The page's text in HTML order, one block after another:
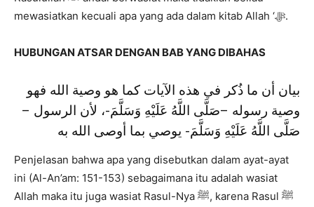
mewasiatkan kecuali apa yang ada dalam kitab Allah ‘ﷻ.
HUBUNGAN ATSAR DENGAN BAB YANG DIBAHAS
بيان أن ما ذُكر في هذه الآيات كما هو وصية الله فهو
وصية رسوله –صَلَّى اللَّهُ عَلَيْهِ وَسَلَّمَ-، لأن الرسول –
صَلَّى اللَّهُ عَلَيْهِ وَسَلَّمَ- يوصي بما أوصى الله به
Penjelasan bahwa apa yang disebutkan dalam ayat-ayat
ini (Al-An’am: 151-153) sebagaimana itu adalah wasiat
Allah maka itu juga wasiat Rasul-Nya ﷺ, karena Rasul ﷺ